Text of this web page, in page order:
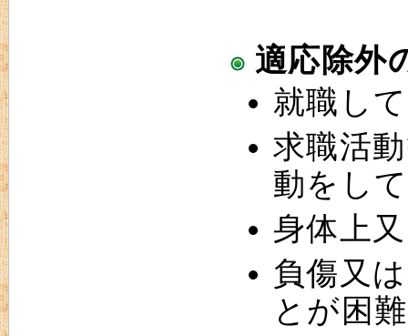
適応除外
就職し
求職活
動をし
身体上
負傷又
とが困